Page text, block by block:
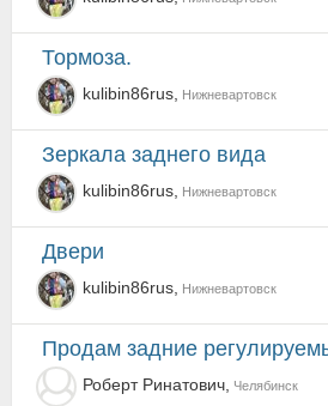
Тормоза.
kulibin86rus, Нижневартовск
Зеркала заднего вида
kulibin86rus, Нижневартовск
Двери
kulibin86rus, Нижневартовск
Продам задние регулируемые стойки
Роберт Ринатович, Челябинск